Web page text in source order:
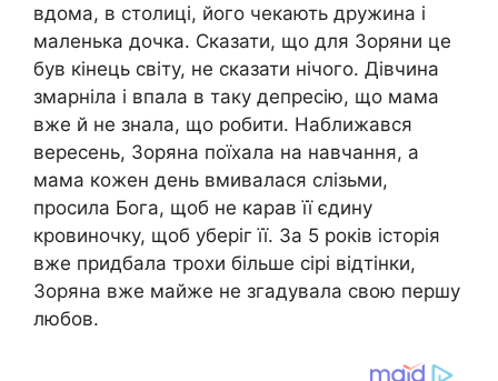
вдома, в столиці, його чекають дружина і
маленька дочка. Сказати, що для Зоряни це
був кінець світу, не сказати нічого. Дівчина
змарніла і впала в таку депресію, що мама
вже й не знала, що робити. Наближався
вересень, Зоряна поїхала на навчання, а
мама кожен день вмивалася слізьми,
просила Бога, щоб не карав її єдину
кровиночку, щоб уберіг її. За 5 років історія
вже придбала трохи більше сірі відтінки,
Зоряна вже майже не згадувала свою першу
любов.